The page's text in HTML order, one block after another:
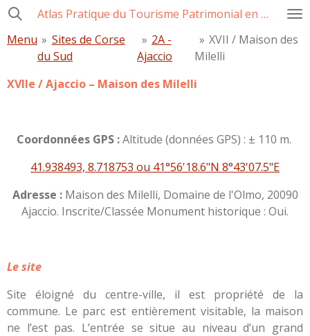
Passer
contenu
principal
Atlas Pratique du Tourisme Patrimonial en Corse
Menu » Sites de Corse
du Sud
» 2A -
Ajaccio
» XVII / Maison des
Milelli
XVIIe / Ajaccio – Maison des Milelli
Coordonnées GPS :Altitude (données GPS) : ± 110 m.
41.938493, 8.718753 ou 41°56'18.6"N 8°43'07.5"E
Adresse :Maison des Milelli, Domaine de l'Olmo, 20090
Ajaccio. Inscrite/Classée Monument historique : Oui.
Le site
Site éloigné du centre-ville, il est propriété de la
commune. Le parc est entièrement visitable, la maison
ne l’est pas. L’entrée se situe au niveau d’un grand